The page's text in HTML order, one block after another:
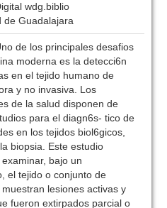
wdg.biblio
de Guadalajara
de los principales desafios
moderna es la detecci6n
en el tejido humano de
y no invasiva. Los
de la salud disponen de
para el diagn6s- tico de
en los tejidos biol6gicos,
biopsia. Este estudio
bajo un
el tejido o conjunto de
lesiones activas y
fueron extirpados parcial o